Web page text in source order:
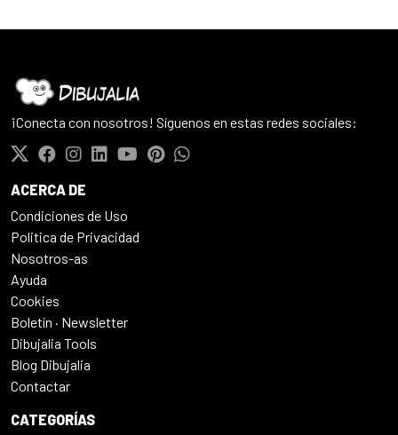
¡Conecta con nosotros! Síguenos en estas redes sociales:
ACERCA DE
Condiciones de Uso
Politica de Privacidad
Nosotros-as
Ayuda
Cookies
Boletín · Newsletter
Dibujalia Tools
Blog Dibujalia
Contactar
CATEGORÍAS